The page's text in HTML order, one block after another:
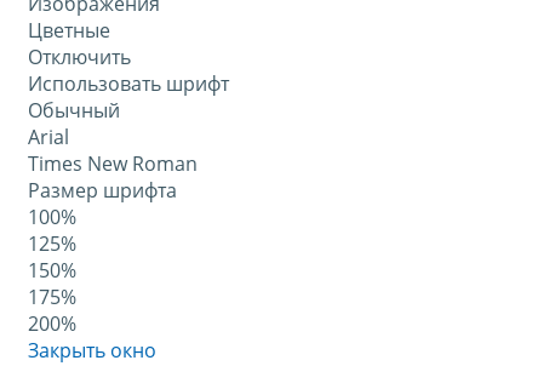
Цветные
Отключить
Использовать шрифт
Обычный
Arial
Times New Roman
Размер шрифта
100%
125%
150%
175%
200%
Закрыть окно